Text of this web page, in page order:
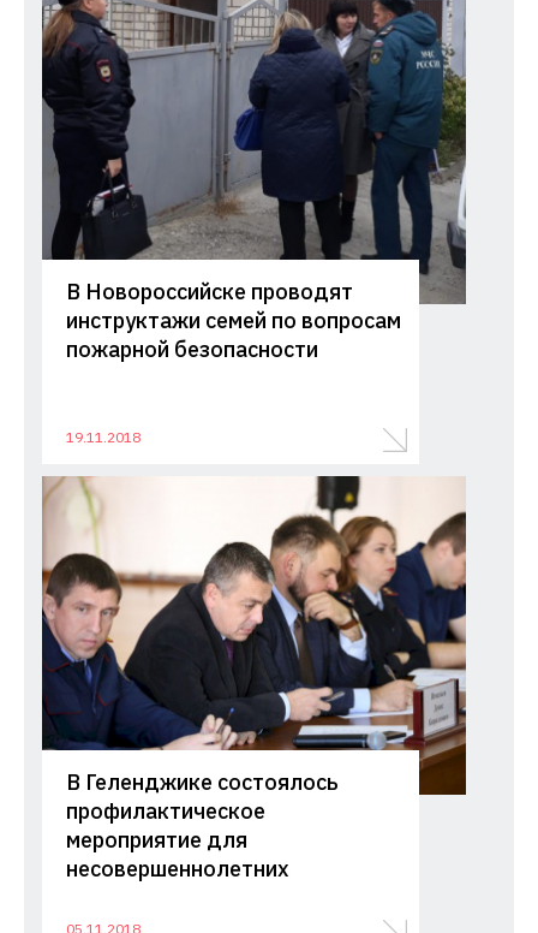
В Новороссийске проводят
инструктажи семей по вопросам
пожарной безопасности
19.11.2018
В Геленджике состоялось
профилактическое
мероприятие для
несовершеннолетних
05.11.2018